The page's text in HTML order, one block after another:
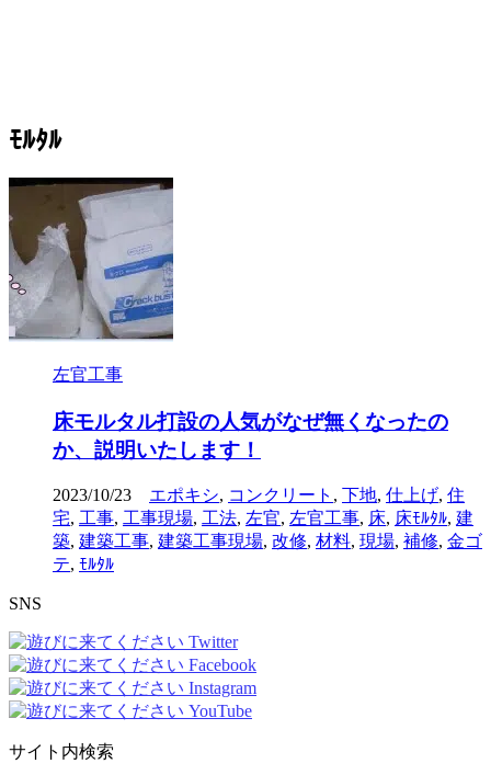
ﾓﾙﾀﾙ
左官工事
床モルタル打設の人気がなぜ無くなったの
か、説明いたします！
2023/10/23 エポキシ, コンクリート , 下地, 仕上げ, 住
宅, 工事, 工事現場, 工法, 左官, 左官工事, 床, 床ﾓﾙﾀﾙ, 建
築, 建築工事, 建築工事現場, 改修, 材料, 現場, 補修, 金ゴ
テ, ﾓﾙﾀﾙ
SNS
サイト内検索